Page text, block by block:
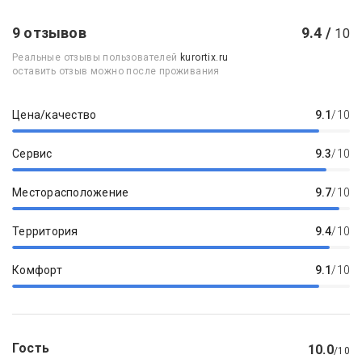
9 отзывов 9.4 / 10
Реальные отзывы пользователей kurortix.ru
оставить отзыв можно после проживания
Цена/качество 9.1/10
Сервис 9.3/10
Месторасположение 9.7/10
Территория 9.4/10
Комфорт 9.1/10
Гость 10.0/10